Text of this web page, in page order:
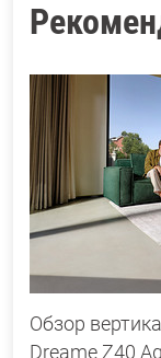
Обзор
Dreame Z40